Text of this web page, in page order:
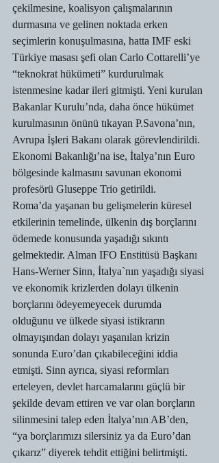
çekilmesine, koalisyon çalışmalarının
durmasına ve gelinen noktada erken
seçimlerin konuşulmasına, hatta IMF eski
Türkiye masası şefi olan Carlo Cottarelli’ye
“teknokrat hükümeti” kurdurulmak
istenmesine kadar ileri gitmişti. Yeni kurulan
Bakanlar Kurulu’nda, daha önce hükümet
kurulmasının önünü tıkayan P.Savona’nın,
Avrupa İşleri Bakanı olarak görevlendirildi.
Ekonomi Bakanlığı’na ise, İtalya’nın Euro
bölgesinde kalmasını savunan ekonomi
profesörü Gluseppe Trio getirildi.
Roma’da yaşanan bu gelişmelerin küresel
etkilerinin temelinde, ülkenin dış borçlarını
ödemede konusunda yaşadığı sıkıntı
gelmektedir. Alman IFO Enstitüsü Başkanı
Hans-Werner Sinn, İtalya`nın yaşadığı siyasi
ve ekonomik krizlerden dolayı ülkenin
borçlarını ödeyemeyecek durumda
olduğunu ve ülkede siyasi istikrarın
olmayışından dolayı yaşanılan krizin
sonunda Euro’dan çıkabileceğini iddia
etmişti. Sinn ayrıca, siyasi reformları
erteleyen, devlet harcamalarını güçlü bir
şekilde devam ettiren ve var olan borçların
silinmesini talep eden İtalya’nın AB’den,
“ya borçlarımızı silersiniz ya da Euro’dan
çıkarız” diyerek tehdit ettiğini belirtmişti.